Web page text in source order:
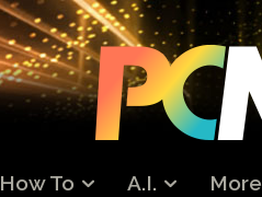
How To A.I. More